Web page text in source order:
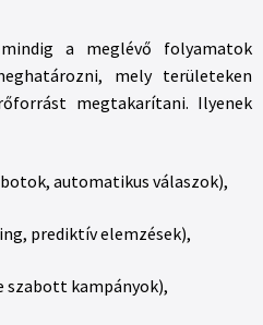
a meglévő folyamatok
mely területeken
megtakarítani. Ilyenek
automatikus válaszok),
prediktív elemzések),
szabott kampányok),